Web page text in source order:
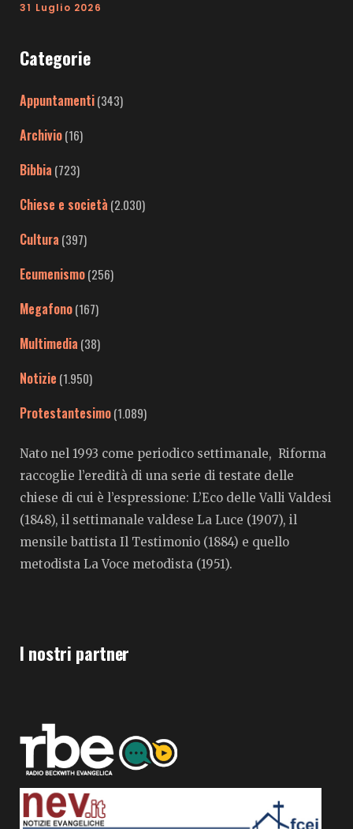
31 Luglio 2026
Categorie
Appuntamenti(343)
Archivio(16)
Bibbia (723)
Chiese e società (2.030)
Cultura (397)
Ecumenismo(256)
Megafono(167)
Multimedia (38)
Notizie (1.950)
Protestantesimo(1.089)
Nato nel 1993 come periodico settimanale, Riforma
raccoglie l’eredità di una serie di testate delle
chiese di cui è l’espressione: L’Eco delle Valli Valdesi
(1848), il settimanale valdese La Luce (1907), il
mensile battista Il Testimonio (1884) e quello
metodista La Voce metodista (1951).
I nostri partner